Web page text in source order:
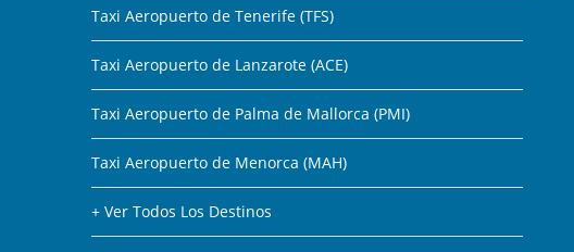
Taxi Aeropuerto de Tenerife (TFS)
Taxi Aeropuerto de Lanzarote (ACE)
Taxi Aeropuerto de Palma de Mallorca (PMI)
Taxi Aeropuerto de Menorca (MAH)
+ Ver Todos Los Destinos